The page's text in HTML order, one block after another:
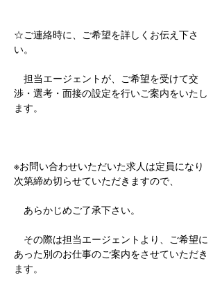
☆ご連絡時に、ご希望を詳しくお伝え下さ
い。
担当エージェントが、ご希望を受けて交
渉・選考・面接の設定を行いご案内をいたし
ます。
※お問い合わせいただいた求人は定員になり
次第締め切らせていただきますので、
あらかじめご了承下さい。
その際は担当エージェントより、ご希望に
あった別のお仕事のご案内をさせていただき
ます。